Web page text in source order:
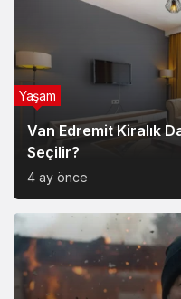
Van Edremit Kiralık
Seçilir?
4 ay önce
Yaşam